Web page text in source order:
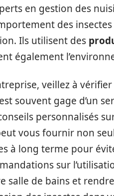
en gestion des
des
Ils utilisent des
également
veillez à
souvent gage d’un
personnalisés
vous fournir non
à long terme pour
sur
salle de bains et